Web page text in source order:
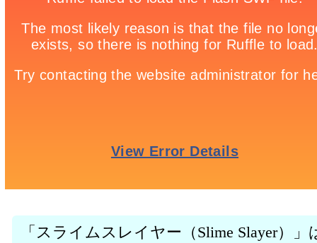
「スライムスレイヤー（Slime Slayer）